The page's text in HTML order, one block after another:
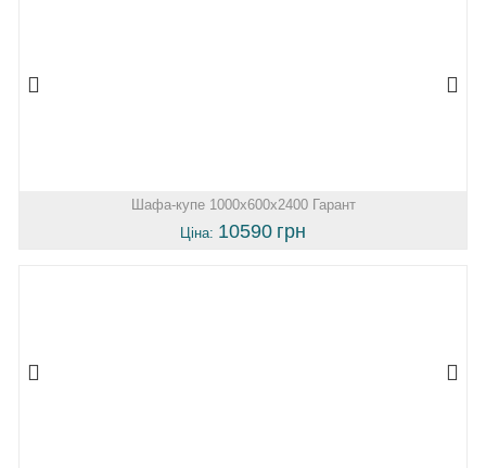
Шафа-купе 1000х600х2400 Гарант
Ціна: 10590 грн